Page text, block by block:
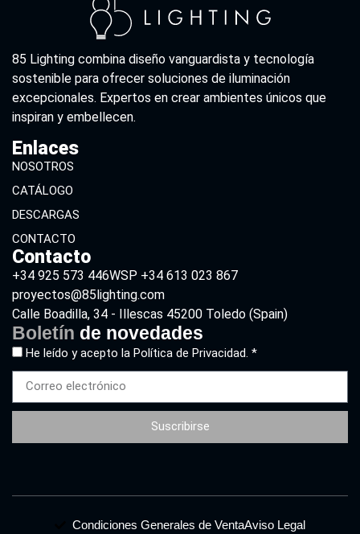
85 Lighting combina diseño vanguardista y tecnología
sostenible para ofrecer soluciones de iluminación
excepcionales. Expertos en crear ambientes únicos que
inspiran y embellecen.
Enlaces
NOSOTROS
CATÁLOGO
DESCARGAS
CONTACTO
Contacto
+34 925 573 446WSP +34 613 023 867
proyectos@85lighting.com
Calle Boadilla, 34 - Illescas 45200 Toledo (Spain)
Boletín de novedades
He leído y acepto la Política de Privacidad. *
Suscribirse
Condiciones Generales de VentaAviso Legal